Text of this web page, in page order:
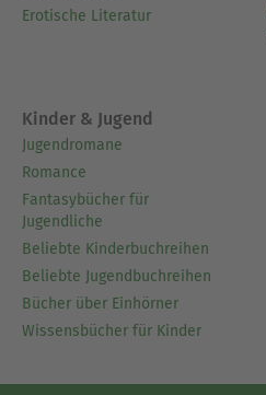
Erotische Literatur
Kinder & Jugend
Jugendromane
Romance
Fantasybücher für
Jugendliche
Beliebte Kinderbuchreihen
Beliebte Jugendbuchreihen
Bücher über Einhörner
Wissensbücher für Kinder